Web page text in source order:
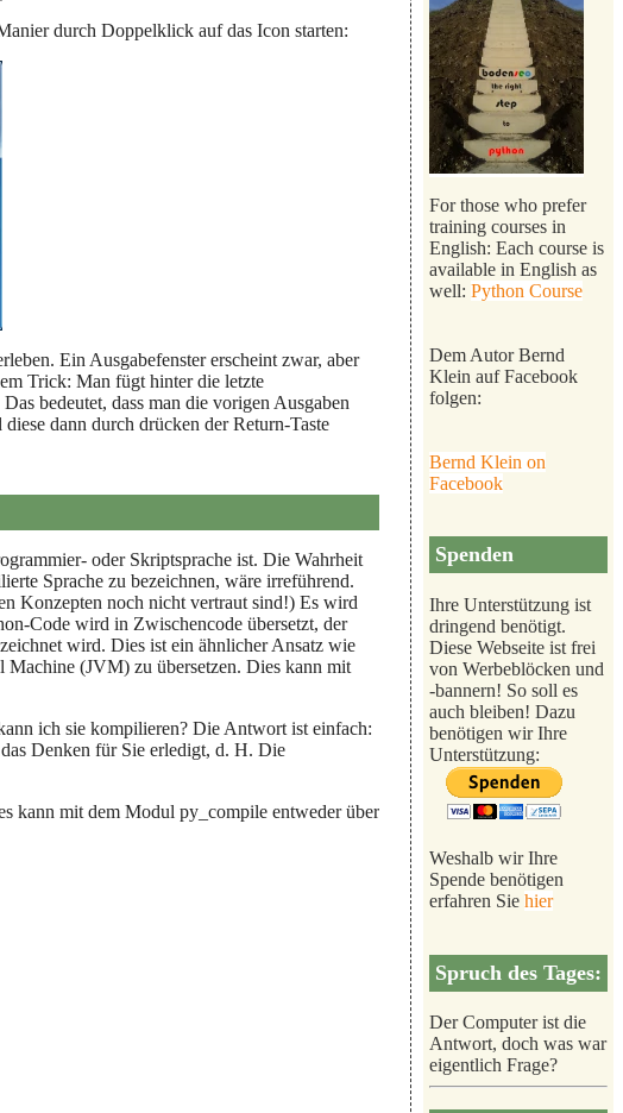
For those who prefer
training courses in
English: Each course is
available in English as
well: Python Course
Dem Autor Bernd
Klein auf Facebook
folgen:
Bernd Klein on
Facebook
Spenden
Ihre Unterstützung ist
dringend benötigt.
Diese Webseite ist frei
von Werbeblöcken und
-bannern! So soll es
auch bleiben! Dazu
benötigen wir Ihre
Unterstützung:
Weshalb wir Ihre
Spende benötigen
erfahren Sie hier
Spruch des Tages:
Der Computer ist die
Antwort, doch was war
eigentlich Frage?
durch Doppelklick auf das Icon starten:
Ein Ausgabefenster erscheint zwar, aber
Trick: Man fügt hinter die letzte
bedeutet, dass man die vorigen Ausgaben
dann durch drücken der Return-Taste
oder Skriptsprache ist. Die Wahrheit
Sprache zu bezeichnen, wäre irreführend.
Konzepten noch nicht vertraut sind!) Es wird
Code wird in Zwischencode übersetzt, der
wird. Dies ist ein ähnlicher Ansatz wie
Machine (JVM) zu übersetzen. Dies kann mit
ich sie kompilieren? Die Antwort ist einfach:
Denken für Sie erledigt, d. H. Die
kann mit dem Modul py_compile entweder über